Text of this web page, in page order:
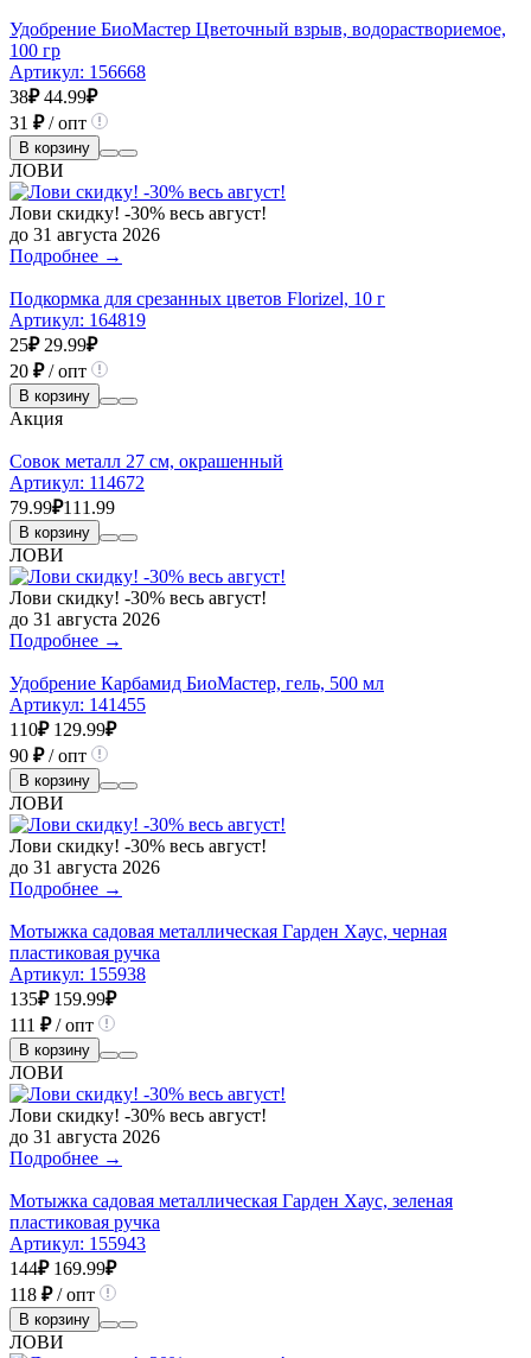
Удобрение БиоМастер Цветочный взрыв, водораствориемое,
100 гр
Артикул: 156668
38₽ 44.99₽
31 ₽/ опт
В корзину
ЛОВИ
Лови скидку! -30% весь август!
до 31 августа 2026
Подробнее →
Подкормка для срезанных цветов Florizel, 10 г
Артикул: 164819
25₽ 29.99₽
20 ₽/ опт
В корзину
Акция
Совок металл 27 см, окрашенный
Артикул: 114672
79.99₽111.99
В корзину
ЛОВИ
Лови скидку! -30% весь август!
до 31 августа 2026
Подробнее →
Удобрение Карбамид БиоМастер, гель, 500 мл
Артикул: 141455
110₽ 129.99₽
90 ₽/ опт
В корзину
ЛОВИ
Лови скидку! -30% весь август!
до 31 августа 2026
Подробнее →
Мотыжка садовая металлическая Гарден Хаус, черная
пластиковая ручка
Артикул: 155938
135₽ 159.99₽
111 ₽/ опт
В корзину
ЛОВИ
Лови скидку! -30% весь август!
до 31 августа 2026
Подробнее →
Мотыжка садовая металлическая Гарден Хаус, зеленая
пластиковая ручка
Артикул: 155943
144₽ 169.99₽
118 ₽/ опт
В корзину
ЛОВИ